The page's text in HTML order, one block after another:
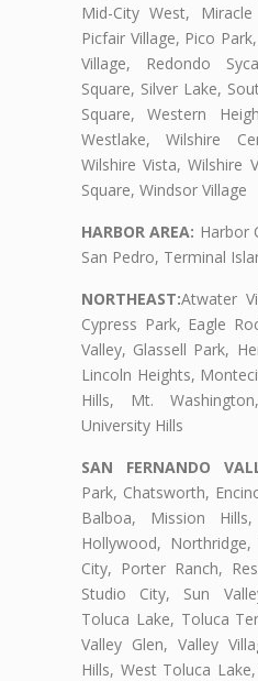
Mid-City West,
Picfair Village, Pico
Village, Redondo
Square, Silver Lake,
Square, Western
Westlake, Wilshire
Wilshire Vista, Wilshire
Square, Windsor Village
HARBOR AREA: Harbor
San Pedro, Terminal
NORTHEAST:Atwater
Cypress Park, Eagle
Valley, Glassell Park,
Lincoln Heights,
Hills, Mt.
University Hills
SAN FERNANDO
Park, Chatsworth,
Balboa, Mission
Hollywood,
City, Porter Ranch,
Studio City, Sun
Toluca Lake, Toluca
Valley Glen, Valley
Hills, West Toluca